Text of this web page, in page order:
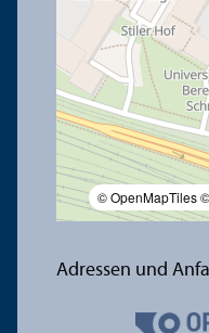
© OpenMapTiles
Adressen und